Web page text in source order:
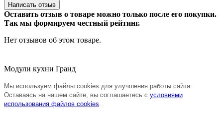
Написать отзыв
Оставить отзыв о товаре можно только после его покупки.
Так мы формируем честный рейтинг.
Нет отзывов об этом товаре.
Модули кухни Гранд
Мы используем файлы cookies для улучшения работы сайта.
Оставаясь на нашем сайте, вы соглашаетесь с условиями
использования файлов cookies.